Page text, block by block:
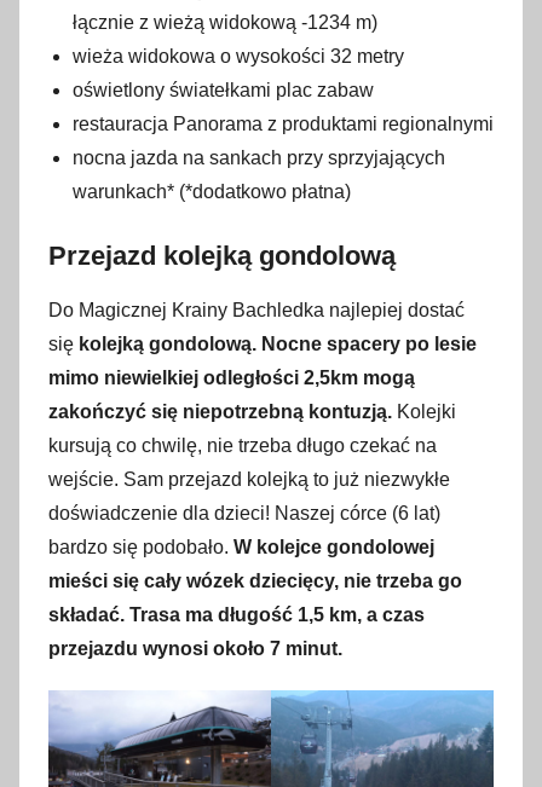
łącznie z wieżą widokową -1234 m)
wieża widokowa o wysokości 32 metry
oświetlony światełkami plac zabaw
restauracja Panorama z produktami regionalnymi
nocna jazda na sankach przy sprzyjających
warunkach* (*dodatkowo płatna)
Przejazd kolejką gondolową
Do Magicznej Krainy Bachledka najlepiej dostać
się kolejką gondolową. Nocne spacery po lesie
mimo niewielkiej odległości 2,5km mogą
zakończyć się niepotrzebną kontuzją. Kolejki
kursują co chwilę, nie trzeba długo czekać na
wejście. Sam przejazd kolejką to już niezwykłe
doświadczenie dla dzieci! Naszej córce (6 lat)
bardzo się podobało. W kolejce gondolowej
mieści się cały wózek dziecięcy, nie trzeba go
składać. Trasa ma długość 1,5 km, a czas
przejazdu wynosi około 7 minut.